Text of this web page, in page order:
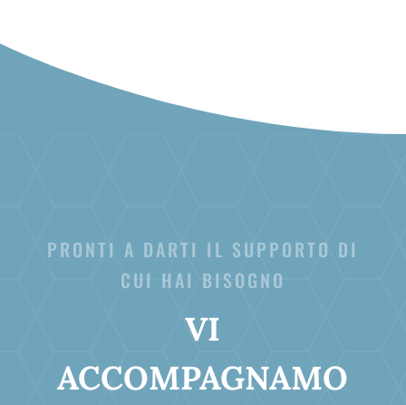
PRONTI A DARTI IL SUPPORTO DI
CUI HAI BISOGNO
VI
ACCOMPAGNAMO